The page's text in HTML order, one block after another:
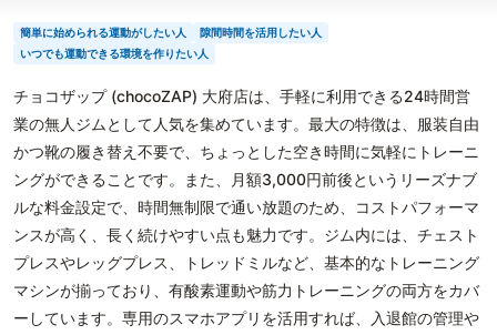
簡単に始められる運動がしたい人
隙間時間を活用したい人
いつでも運動できる環境を作りたい人
チョコザップ (chocoZAP) 大府店は、手軽に利用できる24時間営
業の無人ジムとして人気を集めています。最大の特徴は、服装自由
かつ靴の履き替え不要で、ちょっとした空き時間に気軽にトレーニ
ングができることです。また、月額3,000円前後というリーズナブ
ルな料金設定で、時間無制限で通い放題のため、コストパフォーマ
ンスが高く、長く続けやすい点も魅力です。ジム内には、チェスト
プレスやレッグプレス、トレッドミルなど、基本的なトレーニング
マシンが揃っており、有酸素運動や筋力トレーニングの両方をカバ
ーしています。専用のスマホアプリを活用すれば、入退館の管理や